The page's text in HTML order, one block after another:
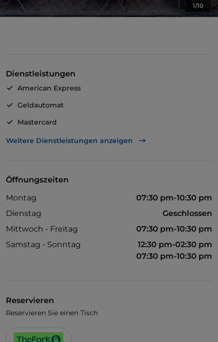
1/10
Dienstleistungen
American Express
Geldautomat
Mastercard
Visa
Weitere Dienstleistungen anzeigen
Öffnungszeiten
Montag
07:30 pm-10:30 pm
Dienstag
Geschlossen
Mittwoch - Freitag
07:30 pm-10:30 pm
Samstag - Sonntag
12:30 pm-02:30 pm
07:30 pm-10:30 pm
Reservieren
Reservieren Sie einen Tisch